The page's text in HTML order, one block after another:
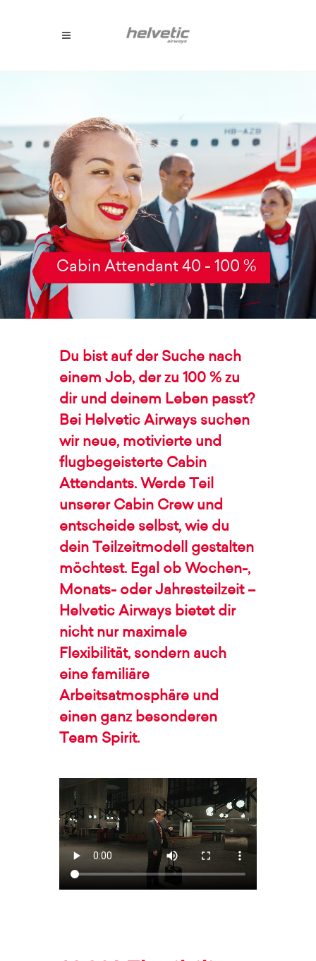
Cabin Attendant 40 - 100 %
Du bist auf der Suche nach
einem Job, der zu 100 % zu
dir und deinem Leben passt?
Bei Helvetic Airways suchen
wir neue, motivierte und
flugbegeisterte Cabin
Attendants. Werde Teil
unserer Cabin Crew und
entscheide selbst, wie du
dein Teilzeitmodell gestalten
möchtest. Egal ob Wochen-,
Monats- oder Jahresteilzeit –
Helvetic Airways bietet dir
nicht nur maximale
Flexibilität, sondern auch
eine familiäre
Arbeitsatmosphäre und
einen ganz besonderen
Team Spirit.